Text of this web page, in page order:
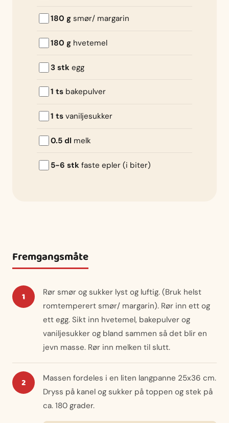
180 g smør/ margarin
180 g hvetemel
3 stk egg
1 ts bakepulver
1 ts vaniljesukker
0.5 dl melk
5-6 stk faste epler (i biter)
Fremgangsmåte
Rør smør og sukker lyst og luftig. (Bruk helst
romtemperert smør/ margarin). Rør inn ett og
ett egg. Sikt inn hvetemel, bakepulver og
vaniljesukker og bland sammen så det blir en
jevn masse. Rør inn melken til slutt.
Massen fordeles i en liten langpanne 25x36 cm.
Dryss på kanel og sukker på toppen og stek på
ca. 180 grader.